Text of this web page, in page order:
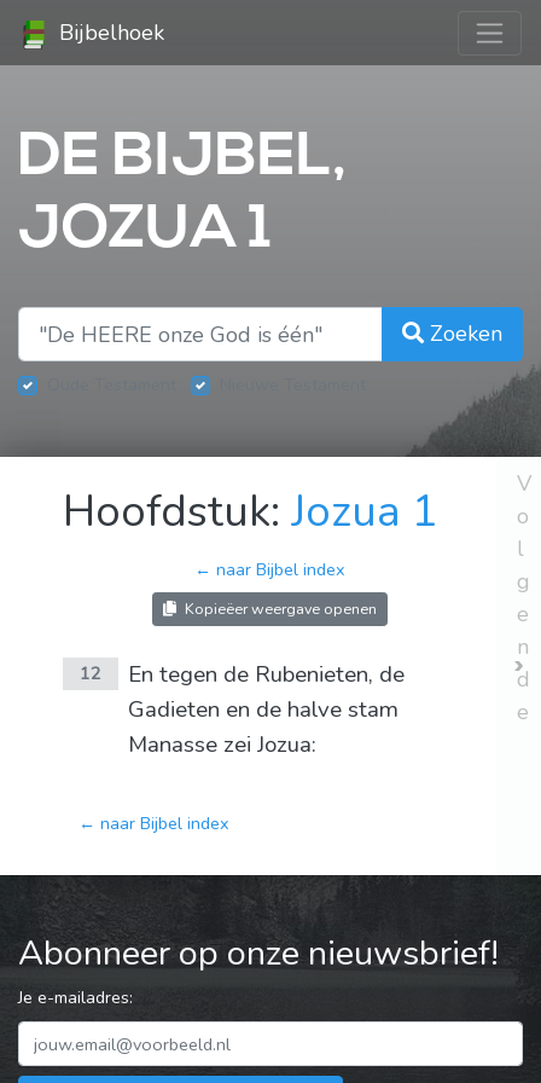
Bijbelhoek
DE BIJBEL,
JOZUA 1
Zoeken
Hoofdstuk:Jozua 1
← naar Bijbel index
Kopieëer weergave openen
12
En tegen de Rubenieten, de
Gadieten en de halve stam
Manasse zei Jozua:
← naar Bijbel index
V
o
l
g
e
n
d
e
Abonneer op onze nieuwsbrief!
Je e-mailadres: